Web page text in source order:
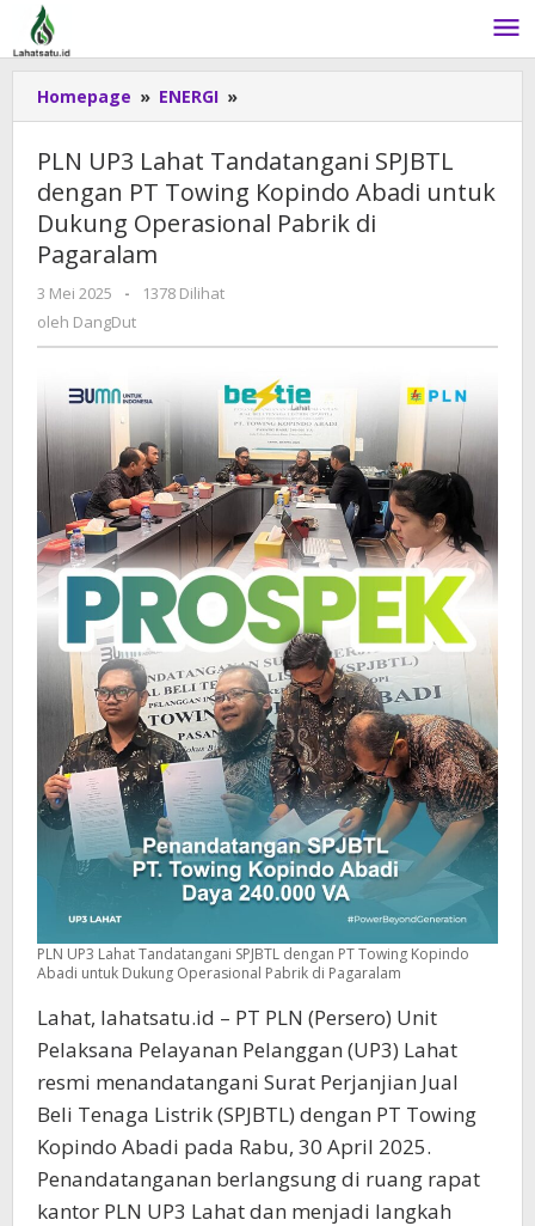
Lewati
konten
Homepage » ENERGI »
UP3
Lahat
Tandatangani
SPJBTL
dengan
untuk
Operasional
Pabrik
di
Pagaralam
PLN UP3 Lahat Tandatangani SPJBTL
dengan PT Towing Kopindo Abadi untuk
Dukung Operasional Pabrik di
Pagaralam
3 Mei 2025
oleh
DangDut
-
1378 Dilihat
oleh DangDut
PLN UP3 Lahat Tandatangani SPJBTL dengan PT Towing Kopindo
Abadi untuk Dukung Operasional Pabrik di Pagaralam
Lahat, lahatsatu.id – PT PLN (Persero) Unit
Pelaksana Pelayanan Pelanggan (UP3) Lahat
resmi menandatangani Surat Perjanjian Jual
Beli Tenaga Listrik (SPJBTL) dengan PT Towing
Kopindo Abadi pada Rabu, 30 April 2025.
Penandatanganan berlangsung di ruang rapat
kantor PLN UP3 Lahat dan menjadi langkah